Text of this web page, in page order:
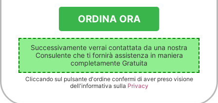
Successivamente verrai contattata da una nostra
Consulente che ti fornirà assistenza in maniera
completamente Gratuita
Cliccando sul pulsante d'ordine confermi di aver preso visione
dell'informativa sulla Privacy